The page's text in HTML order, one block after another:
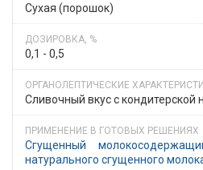
Сухая (порошок)
0,1 - 0,5
Сливочный вкус с кондитерской
Сгущенный
натурального сгущенного